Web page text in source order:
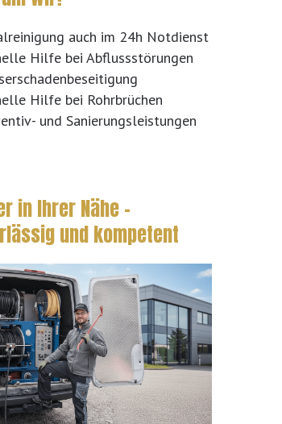
auch im 24h Notdienst
Hilfe bei Abflussstörungen
Hilfe bei Rohrbrüchen
und Sanierungsleistungen
in Ihrer Nähe –
und kompetent